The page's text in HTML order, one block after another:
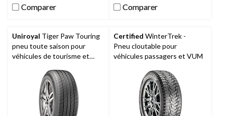
Comparer
Comparer Comparer
Comparer
Uniroyal Tiger Paw Touring
pneu toute saison pour
véhicules de tourisme et
Certified WinterTrek -
Pneu cloutable pour
véhicules passagers et VUM